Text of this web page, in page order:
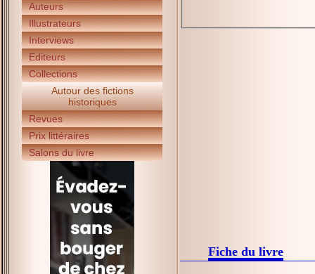
Auteurs
Illustrateurs
Interviews
Editeurs
Collections
Autour des fictions
historiques
Revues
Prix littéraires
Salons du livre
Fiche du livre